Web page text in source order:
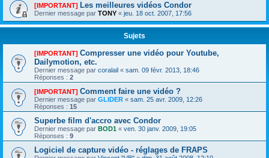
[IMPORTANT] Les meilleures vidéos Condor
Dernier message par TONY « jeu. 18 oct. 2007, 17:56
Sujets
[IMPORTANT] Compresser une vidéo pour Youtube,
Dailymotion, etc.
Dernier message par coralail « sam. 09 févr. 2013, 18:46
Réponses : 2
[IMPORTANT] Comment faire une vidéo ?
Dernier message par GLIDER « sam. 25 avr. 2009, 12:26
Réponses : 15
Superbe film d'accro avec Condor
Dernier message par BOD1 « ven. 30 janv. 2009, 19:05
Réponses : 9
Logiciel de capture vidéo - réglages de FRAPS